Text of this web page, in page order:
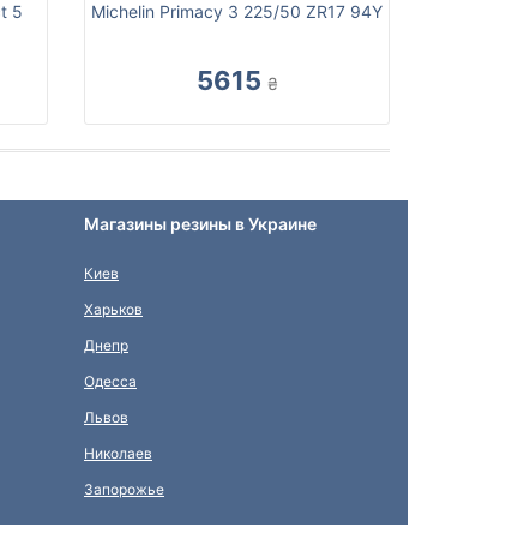
5
Michelin Primacy 3 225/50 ZR17 94Y
5615 ₴
Магазины резины в Украине
Киев
Харьков
Днепр
Одесса
Львов
Николаев
Запорожье